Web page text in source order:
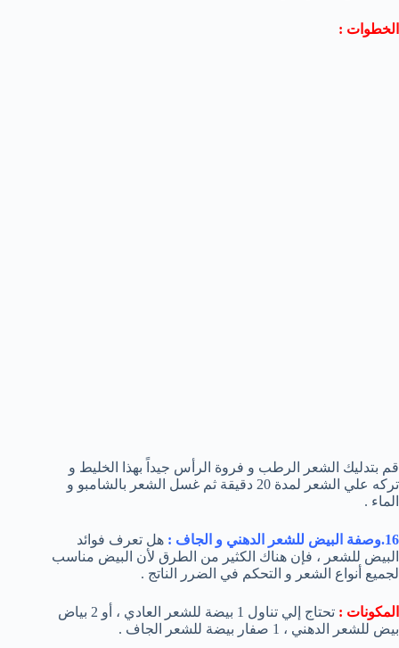
الخطوات :
قم بتدليك الشعر الرطب و فروة الرأس جيداً بهذا الخليط و
تركه علي الشعر لمدة 20 دقيقة ثم غسل الشعر بالشامبو و
الماء .
16.وصفة البيض للشعر الدهني و الجاف :
هل تعرف فوائد
البيض للشعر ، فإن هناك الكثير من الطرق لأن البيض مناسب
لجميع أنواع الشعر و التحكم في الضرر الناتج .
المكونات :
تحتاج إلي تناول 1 بيضة للشعر العادي ، أو 2 بياض
بيض للشعر الدهني ، 1 صفار بيضة للشعر الجاف .